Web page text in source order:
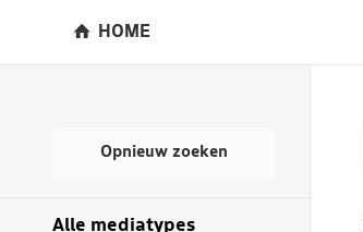
HOME
Opnieuw zoeken
Alle mediatypes